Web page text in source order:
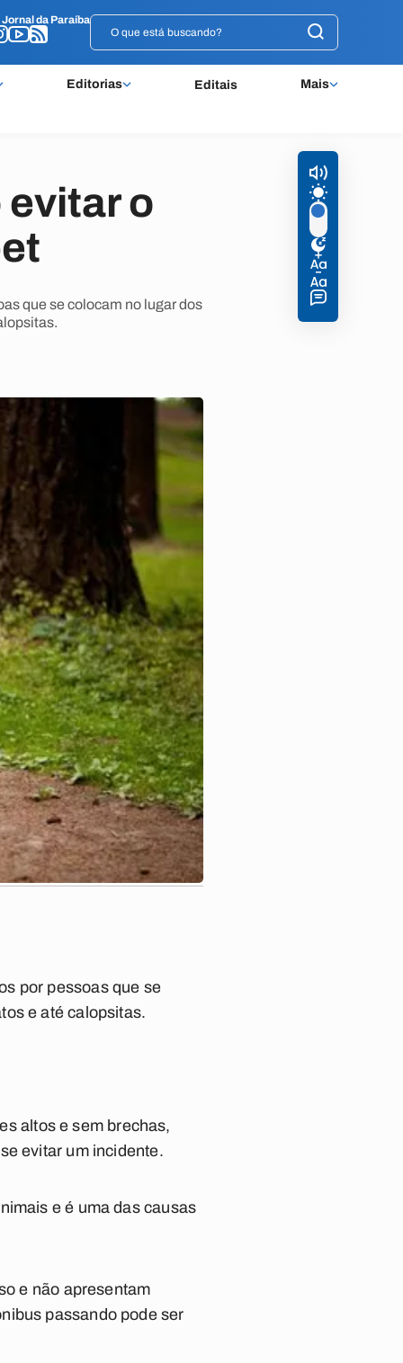
Jornal da Paraíba
Editorias Editais Mais
Jornal da Paraíba
o
que se colocam no lugar dos
por pessoas que se
e até calopsitas.
altos e sem brechas,
evitar um incidente.
e é uma das causas
e não apresentam
passando pode ser